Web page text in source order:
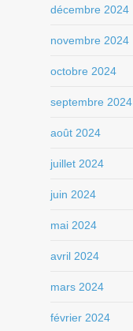
décembre 2024
novembre 2024
octobre 2024
septembre 2024
août 2024
juillet 2024
juin 2024
mai 2024
avril 2024
mars 2024
février 2024